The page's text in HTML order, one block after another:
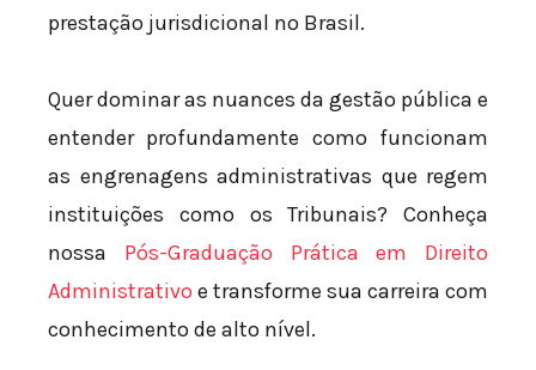
prestação jurisdicional no Brasil.
Quer dominar as nuances da gestão pública e
entender profundamente como funcionam
as engrenagens administrativas que regem
instituições como os Tribunais? Conheça
nossa Pós-Graduação Prática em Direito
Administrativo e transforme sua carreira com
conhecimento de alto nível.